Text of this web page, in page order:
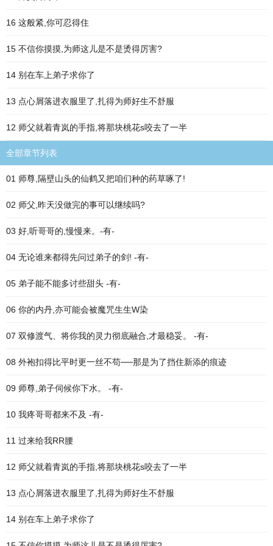
16 这般紧,你可忍得住
15 不信你摸摸,为师这儿是不是烫得厉害?
14 别在车上弟子求你了
13 点心屑落进衣服里了,扎得为师好生不舒服
12 师父就着青岚的手指,将那块桃花s咬去了一半
全部章节列表
01 师尊,隔壁山头的仙鹤又把咱们种的药草啄了!
02 师父,昨天没做完的事可以继续吗?
03 好,听哥哥的,慢慢来。-有-
04 无论谁来都得先问过弟子的剑! -有-
05 弟子能不能多讨些甜头 -有-
06 你的内丹,亦可能会被魔咒生生W染
07 双修渡气、将你我的灵力彻底融合,才最稳妥。 -有-
08 外袍扣得比平时更一丝不苟──那是为了挡住新添的痕迹
09 师尊,弟子伺候你下水。 -有-
10 我疼哥哥都来不及 -有-
11 过来给我RR腰
12 师父就着青岚的手指,将那块桃花s咬去了一半
13 点心屑落进衣服里了,扎得为师好生不舒服
14 别在车上弟子求你了